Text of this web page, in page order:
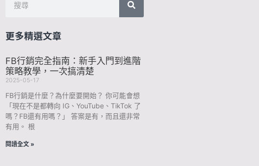
更多精選文章
FB行銷完全指南：新手入門到進階
策略教學，一次搞清楚
2025-05-17
FB行銷是什麼？為什麼要開始？ 你可能會想
「現在不是都轉向 IG、YouTube、TikTok 了
嗎？FB還有用嗎？」 答案是有，而且還非常
有用。 根
閱讀全文 »